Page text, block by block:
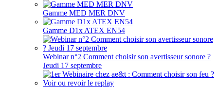
Gamme MED MER DNV
Gamme D1x ATEX EN54
Webinar n°2 Comment choisir son avertisseur sonore ?
Jeudi 17 septembre